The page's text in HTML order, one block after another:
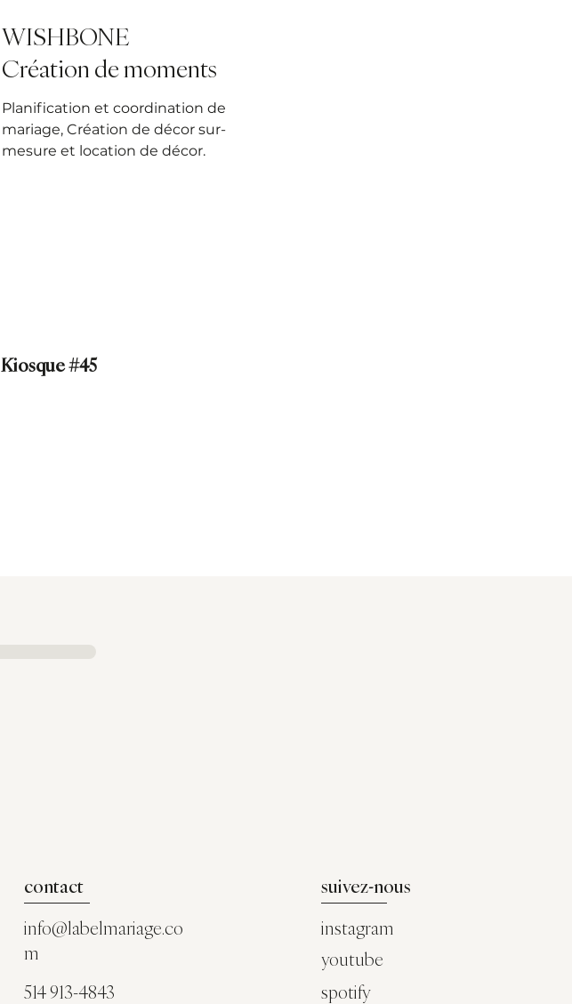
WISHBONE
Création de moments
Planification et coordination de
mariage, Création de décor sur-
mesure et location de décor.
Kiosque #45
contact
info@labelmariage.co
m
514 913-4843
suivez-nous
instagram
youtube
spotify